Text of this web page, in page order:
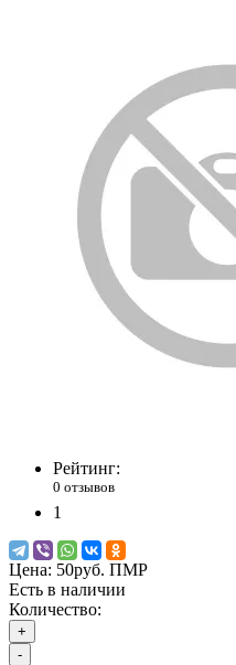
Рейтинг:
0 отзывов
1
Цена: 50руб. ПМР
Есть в наличии
Количество:
+
-